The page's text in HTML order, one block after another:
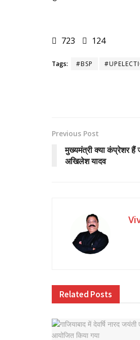
723 124
Tags: #BSP
Previous Post
मुख्यमंत्री क्या कंप्रेशर हैं
अखिलेश यादव
Related Posts